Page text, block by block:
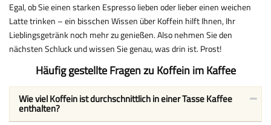
Egal, ob Sie einen starken Espresso lieben oder lieber einen weichen
Latte trinken – ein bisschen Wissen über Koffein hilft Ihnen, Ihr
Lieblingsgetränk noch mehr zu genießen. Also nehmen Sie den
nächsten Schluck und wissen Sie genau, was drin ist. Prost!
Häufig gestellte Fragen zu Koffein im Kaffee
Wie viel Koffein ist durchschnittlich in einer Tasse Kaffee
enthalten?